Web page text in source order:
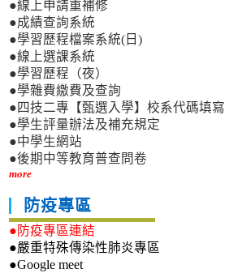
●線上申請重補修
●成績查詢系統
●學習歷程檔案系統(日)
●線上選課系統
●學習歷程（夜）
●學雜費繳費及查詢
●四技二專【甄選入學】校系代碼填寫
●學生評量辦法及補充規定
●中學生網站
●後期中等教育普查問卷
more
防疫專區
●防疫專區連結
●嚴重特殊傳染性肺炎專區
●Google meet